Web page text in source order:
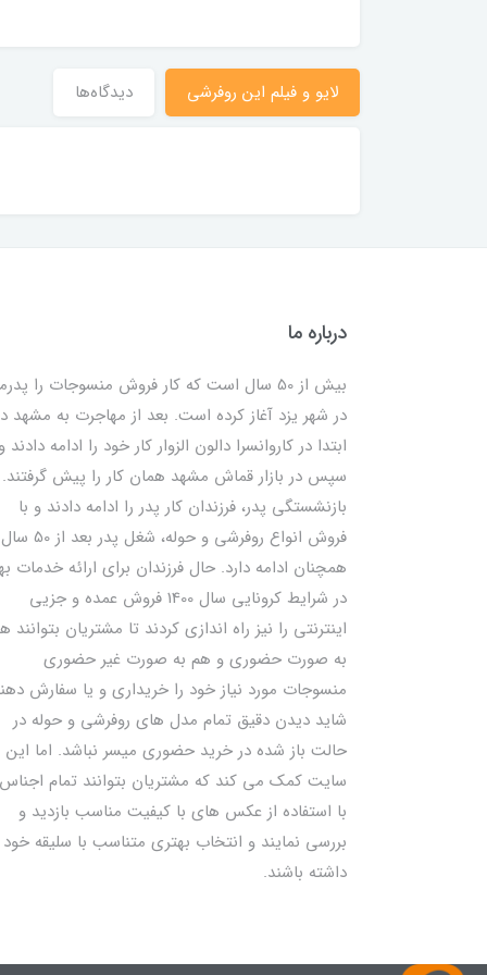
لایو و فیلم این روفرشی دیدگاه‌ها
درباره ما
بیش از 50 سال است که کار فروش منسوجات را
در شهر یزد آغاز کرده است. بعد از مهاجرت به مشهد
ابتدا در کاروانسرا دالون الزوار کار خود را ادامه دادند و
سپس در بازار قماش مشهد همان کار را پیش گرفتند.
بازنشستگی پدر، فرزندان کار پدر را ادامه دادند و با
فروش انواع روفرشی و حوله، شغل پدر بعد از 50 سال
همچنان ادامه دارد. حال فرزندان برای ارائه خدمات
در شرایط کرونایی سال 1400 فروش عمده و جزیی
اینترنتی را نیز راه اندازی کردند تا مشتریان بتوانند
به صورت حضوری و هم به صورت غیر حضوری
منسوجات مورد نیاز خود را خریداری و یا سفارش
شاید دیدن دقیق تمام مدل های روفرشی و حوله در
حالت باز شده در خرید حضوری میسر نباشد. اما این
سایت کمک می کند که مشتریان بتوانند تمام اجناس
با استفاده از عکس های با کیفیت مناسب بازدید و
بررسی نمایند و انتخاب بهتری متناسب با سلیقه خود
داشته باشند.